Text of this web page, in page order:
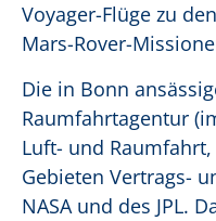
Voyager-Flüge zu
Mars-Rover-
Die in Bonn
Raumfahrtagentur
Luft- und
Gebieten Vertrags-
NASA und des JPL.